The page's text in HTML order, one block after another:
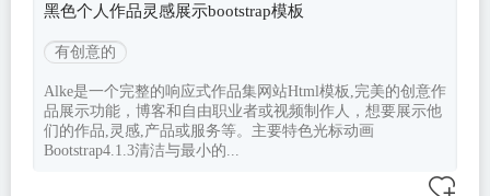
黑色个人作品灵感展示bootstrap模板
有创意的
Alke是一个完整的响应式作品集网站Html模板,完美的创意作
品展示功能，博客和自由职业者或视频制作人，想要展示他
们的作品,灵感,产品或服务等。主要特色光标动画
Bootstrap4.1.3清洁与最小的...